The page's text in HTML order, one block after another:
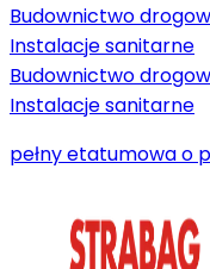
Budownictwo
Instalacje sanitarne
Budownictwo
Instalacje sanitarne
pełny etatumowa o